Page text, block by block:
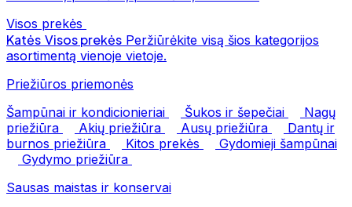
Visos prekės
Katės Visos prekės Peržiūrėkite visą šios kategorijos
asortimentą vienoje vietoje.
Priežiūros priemonės
Šampūnai ir kondicionieriai
Šukos ir šepečiai
Nagų
priežiūra
Akių priežiūra Ausų priežiūra
Dantų ir
burnos priežiūra
Kitos prekės
Gydomieji šampūnai
Gydymo priežiūra
Sausas maistas ir konservai